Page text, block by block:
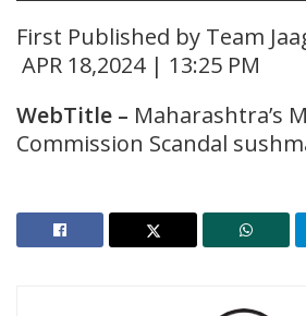
First Published by Team
APR 18,2024 | 13:25 PM
WebTitle – Maharashtra’s
Commission Scandal